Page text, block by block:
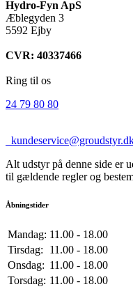
Hydro-Fyn ApS
Æblegyden 3
5592 Ejby
CVR: 40337466
Ring til os
24 79 80 80
Alt udstyr på denne side er
til gældende regler og
Åbningstider
Mandag: 11.00 - 18.00
Tirsdag:
11.00 - 18.00
Onsdag: 11.00 - 18.00
Torsdag: 11.00 - 18.00